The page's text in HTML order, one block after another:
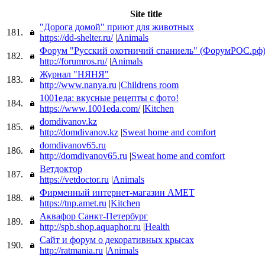
Site title
181.
"Дорога домой" приют для животных
https://dd-shelter.ru/ |Animals
182.
Форум "Русский охотничий спаниель" (ФорумРОС.рф)
http://forumros.ru/ |Animals
183.
Журнал "НЯНЯ"
http://www.nanya.ru |Childrens room
184.
1001еда: вкусные рецепты с фото!
https://www.1001eda.com/ |Kitchen
185.
domdivanov.kz
http://domdivanov.kz |Sweat home and comfort
186.
domdivanov65.ru
http://domdivanov65.ru |Sweat home and comfort
187.
Ветдоктор
https://vetdoctor.ru |Animals
188.
Фирменный интернет-магазин АМЕТ
https://tnp.amet.ru |Kitchen
189.
Аквафор Санкт-Петербург
http://spb.shop.aquaphor.ru |Health
190.
Сайт и форум о декоративных крысах
http://ratmania.ru |Animals